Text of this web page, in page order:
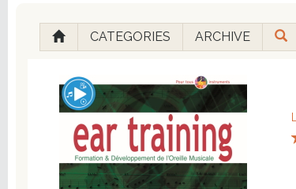
CATEGORIES ARCHIVE